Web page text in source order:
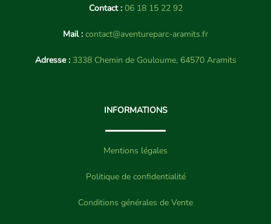
Contact : 06 18 15 22 92
Mail : contact@aventureparc-aramits.fr
Adresse : 3338 Chemin de Gouloume, 64570 Aramits
INFORMATIONS
Mentions légales
Politique de confidentialité
Conditions générales de Vente